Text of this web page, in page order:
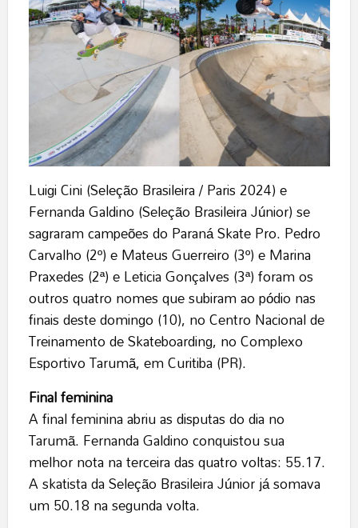
Luigi Cini (Seleção Brasileira / Paris 2024) e
Fernanda Galdino (Seleção Brasileira Júnior) se
sagraram campeões do Paraná Skate Pro. Pedro
Carvalho (2º) e Mateus Guerreiro (3º) e Marina
Praxedes (2ª) e Leticia Gonçalves (3ª) foram os
outros quatro nomes que subiram ao pódio nas
finais deste domingo (10), no Centro Nacional de
Treinamento de Skateboarding, no Complexo
Esportivo Tarumã, em Curitiba (PR).
Final feminina
A final feminina abriu as disputas do dia no
Tarumã. Fernanda Galdino conquistou sua
melhor nota na terceira das quatro voltas: 55.17.
A skatista da Seleção Brasileira Júnior já somava
um 50.18 na segunda volta.